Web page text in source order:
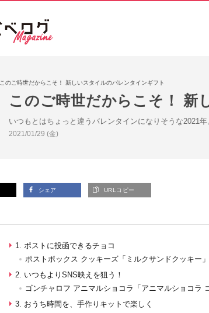
このご時世だからこそ！ 新しいスタイルのバレンタインギフト
このご時世だからこそ！ 新
いつもとはちょっと違うバレンタインになりそうな2021
投稿日:
2021/01/29 (金)
シェア URLコピー
1. ポストに投函できるチョコ
ポストボックス クッキーズ「ミルクサンドクッキー」
2. いつもよりSNS映えを狙う！
ゴンチャロフ アニマルショコラ「アニマルショコラ
3. おうち時間を、手作りキットで楽しく